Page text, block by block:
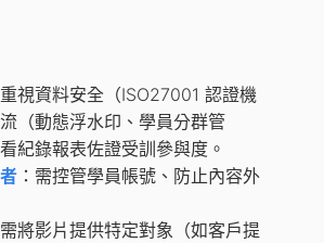
重視資料安全（ISO27001 認證機
（動態浮水印、學員分群管
紀錄報表佐證受訓參與度。
：需控管學員帳號、防止內容外
需將影片提供特定對象（如客戶提